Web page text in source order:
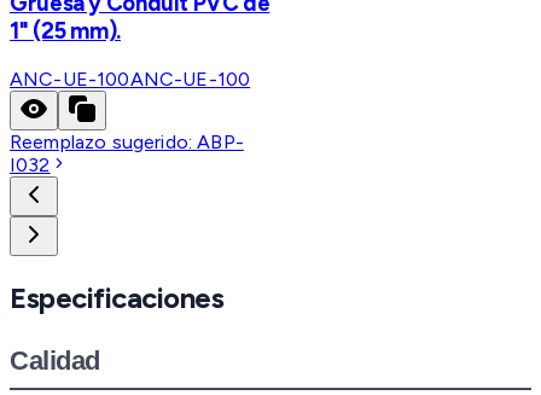
1" (25 mm).
ANC-UE-100ANC-UE-100
Reemplazo sugerido:ABP-
I032
Especificaciones
Calidad